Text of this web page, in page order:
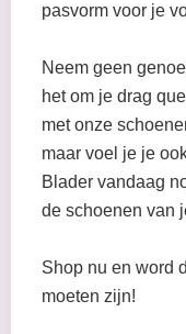
pasvorm voor je
Neem geen
het om je drag
met onze
maar voel je je
Blader vandaag
de schoenen van
Shop nu en word
moeten zijn!